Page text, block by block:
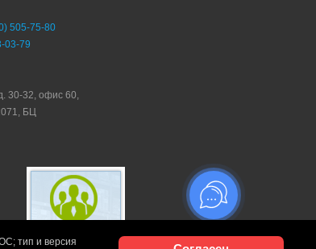
505-75-80
03-79
30-32, офис 60,
БЦ
тип и версия